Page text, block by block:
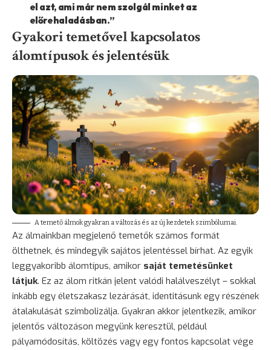
el azt, ami már nem szolgál minket az
előrehaladásban.”
Gyakori temetővel kapcsolatos
álomtípusok és jelentésük
A temető álmok gyakran a változás és az új kezdetek szimbólumai.
Az álmainkban megjelenő temetők számos formát
ölthetnek, és mindegyik sajátos jelentéssel bírhat. Az egyik
leggyakoribb álomtípus, amikor saját temetésünket
látjuk. Ez az álom ritkán jelent valódi halálveszélyt – sokkal
inkább egy életszakasz lezárását, identitásunk egy részének
átalakulását szimbolizálja. Gyakran akkor jelentkezik, amikor
jelentős változáson megyünk keresztül, például
pályamódosítás, költözés vagy egy fontos kapcsolat vége